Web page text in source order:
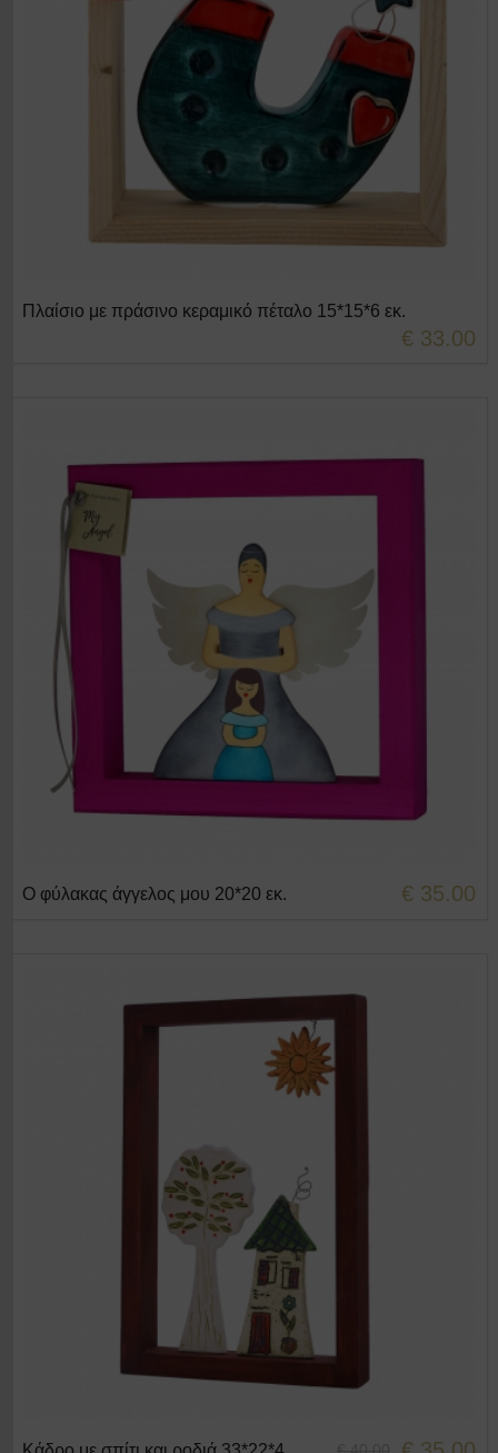
+ΣΤΟ ΚΑΛΑΘΙ
Πλαίσιο με πράσινο κεραμικό πέταλο 15*15*6 εκ.
€ 33.00
+ΣΤΟ ΚΑΛΑΘΙ
Ο φύλακας άγγελος μου 20*20 εκ. € 35.00